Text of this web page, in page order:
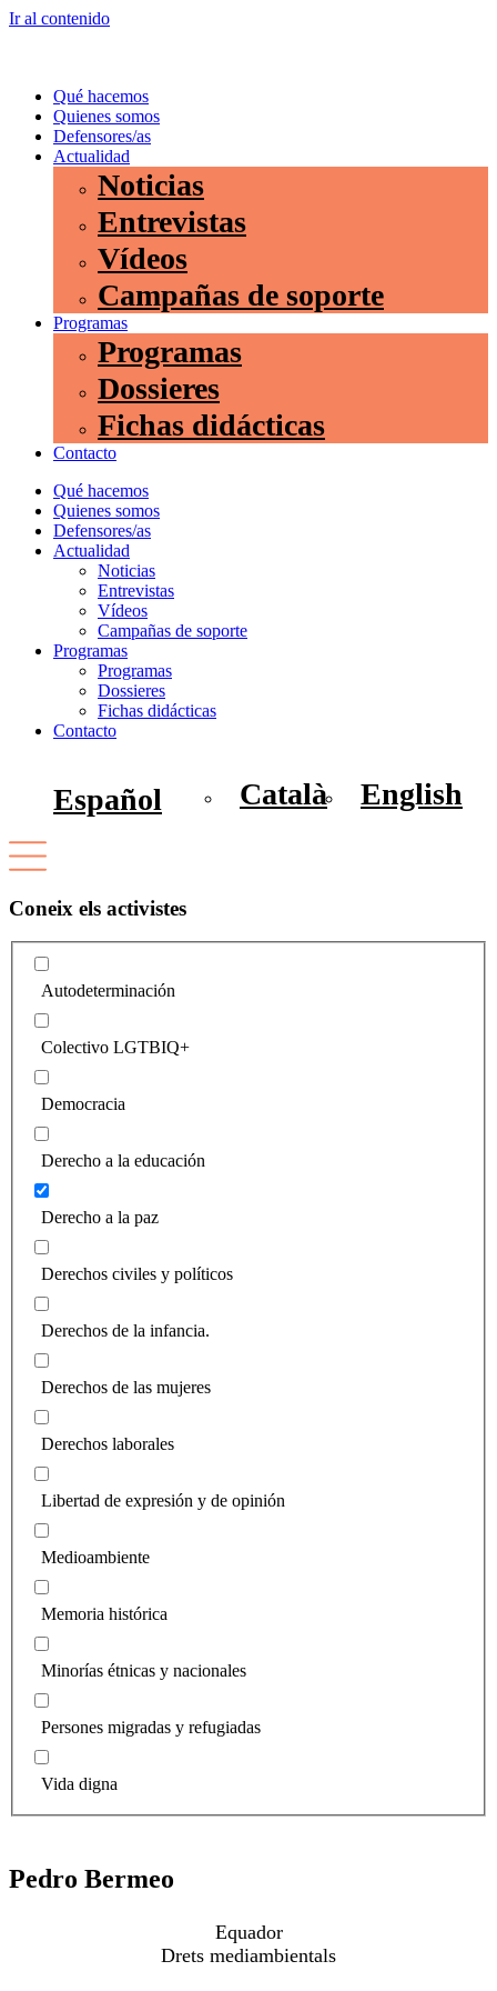
Ir al contenido
Qué hacemos
Quienes somos
Defensores/as
Actualidad
Noticias
Entrevistas
Vídeos
Campañas de soporte
Programas
Programas
Dossieres
Fichas didácticas
Contacto
Qué hacemos
Quienes somos
Defensores/as
Actualidad
Noticias
Entrevistas
Vídeos
Campañas de soporte
Programas
Programas
Dossieres
Fichas didácticas
Contacto
Español Català English
Coneix els activistes
Autodeterminación
Colectivo LGTBIQ+
Democracia
Derecho a la educación
Derecho a la paz
Derechos civiles y políticos
Derechos de la infancia.
Derechos de las mujeres
Derechos laborales
Libertad de expresión y de opinión
Medioambiente
Memoria histórica
Minorías étnicas y nacionales
Persones migradas y refugiadas
Vida digna
Pedro Bermeo
Equador
Drets mediambientals